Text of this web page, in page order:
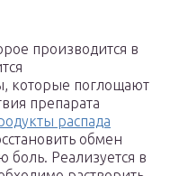
производится в
которые поглощают
препарата
распада
обмен
боль. Реализуется в